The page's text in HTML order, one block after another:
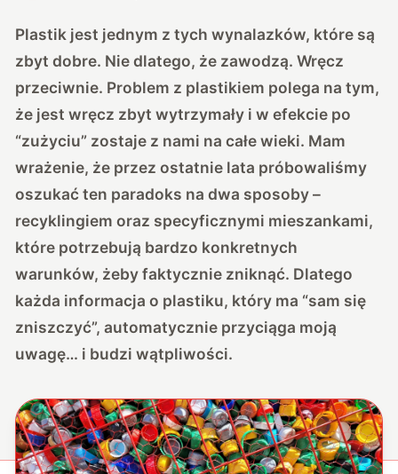
Plastik jest jednym z tych wynalazków, które są
zbyt dobre. Nie dlatego, że zawodzą. Wręcz
przeciwnie. Problem z plastikiem polega na tym,
że jest wręcz zbyt wytrzymały i w efekcie po
“zużyciu” zostaje z nami na całe wieki. Mam
wrażenie, że przez ostatnie lata próbowaliśmy
oszukać ten paradoks na dwa sposoby –
recyklingiem oraz specyficznymi mieszankami,
które potrzebują bardzo konkretnych
warunków, żeby faktycznie zniknąć. Dlatego
każda informacja o plastiku, który ma “sam się
zniszczyć”, automatycznie przyciąga moją
uwagę… i budzi wątpliwości.